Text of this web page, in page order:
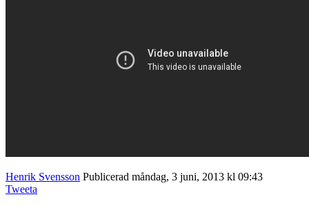
Henrik Svensson Publicerad måndag, 3 juni, 2013 kl 09:43
Tweeta